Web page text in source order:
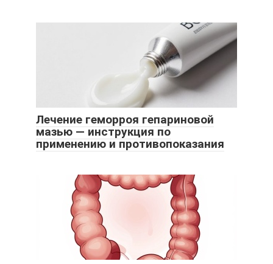
Лечение геморроя гепариновой
мазью — инструкция по
применению и противопоказания